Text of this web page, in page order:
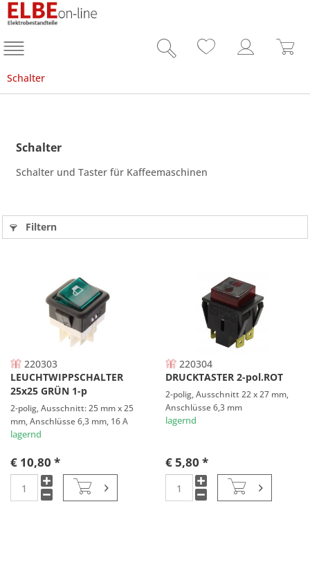
Schalter
Schalter
Schalter und Taster für Kaffeemaschinen
Filtern
220303
LEUCHTWIPPSCHALTER
25x25 GRÜN 1-p
2-polig, Ausschnitt: 25 mm x 25
mm, Anschlüsse 6,3 mm, 16 A
lagernd
€ 10,80 *
220304
DRUCKTASTER 2-pol.ROT
2-polig, Ausschnitt 22 x 27 mm,
Anschlüsse 6,3 mm
lagernd
€ 5,80 *